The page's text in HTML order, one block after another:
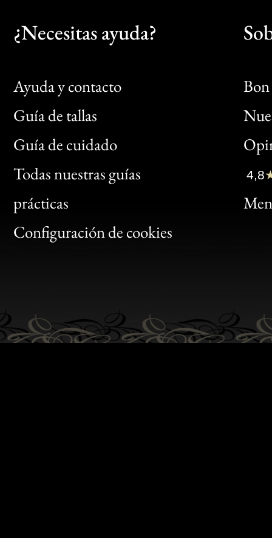
¿Necesitas ayuda?
Ayuda y contacto
Guía de tallas
Guía de cuidado
Todas nuestras guías
prácticas
Configuración de cookies
Bon
Clic
Bon
4,8